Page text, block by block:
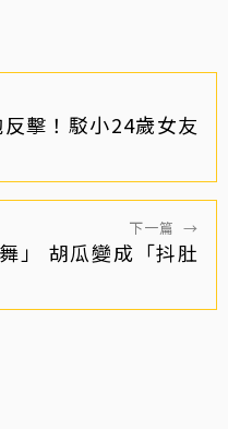
擊！駁小24歲女友
下一篇 →
」 胡瓜變成「抖肚